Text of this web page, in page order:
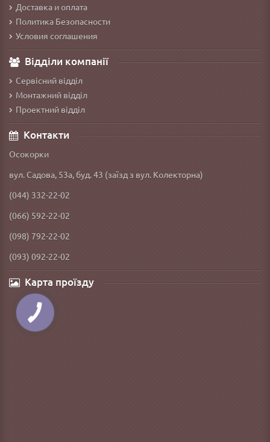
Доставка и оплата
Политика Безопасности
Условия соглашения
Відділи компанії
Сервісний відділ
Монтажний відділ
Проектний відділ
Контакти
Осокорки
вул. Садова, 53а, буд. 43 (заїзд з вул. Колекторна)
(044) 332-22-02
(066) 592-22-02
(098) 792-22-02
(093) 092-22-02
Карта проїзду